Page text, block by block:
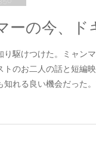
ーの今、ド
り駆けつけた。ミャン
トのお二人の話と短編
知れる良い機会だった